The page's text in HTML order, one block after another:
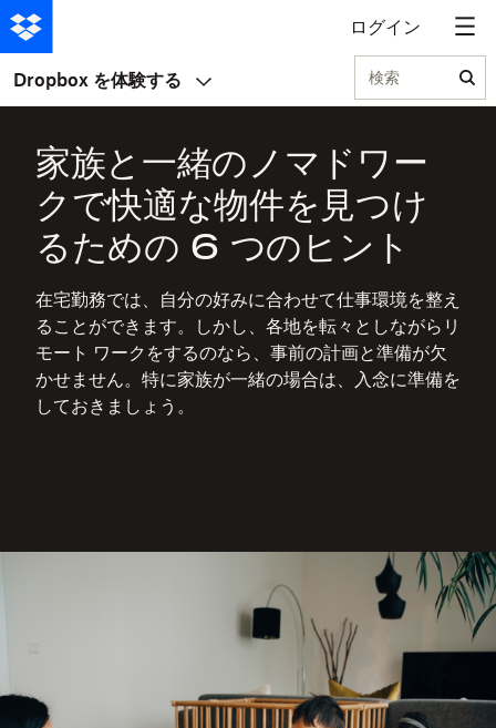
ログイン
Dropbox を体験する 検索
家族と一緒のノマドワー
クで快適な物件を見つけ
るための 6 つのヒント
在宅勤務では、自分の好みに合わせて仕事環境を整え
ることができます。しかし、各地を転々としながらリ
モート ワークをするのなら、事前の計画と準備が欠
かせません。特に家族が一緒の場合は、入念に準備を
しておきましょう。